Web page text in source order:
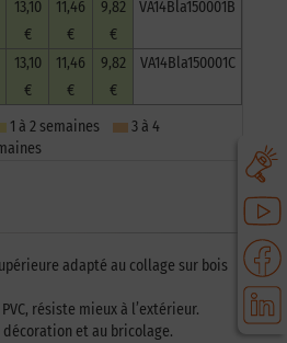
13,10
€
11,46
€
9,82
€
VA14Bla150001B
13,10
€
11,46
€
9,82
€
VA14Bla150001C
1 à 2 semaines
3 à 4
adapté au collage sur bois
résiste mieux à l’extérieur.
décoration et au bricolage.